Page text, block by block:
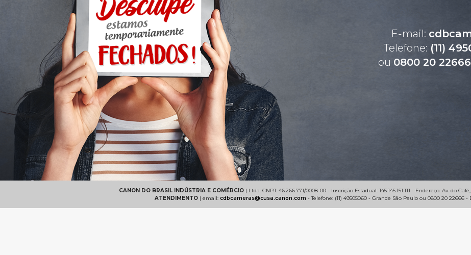
E-mail:
Telefone: (11)
ou 0800 20 22666
CANON DO BRASIL INDÚSTRIA E COMÉRCIO| Ltda. CNPJ: 46.266.771/0008-00 - Inscrição Estadual: 145.145.151.111 - Endereço: Av. do
ATENDIMENTO| email: cdbcameras@cusa.canon.com - Telefone: (11) 49505060 - Grande São Paulo ou 0800 20 22666